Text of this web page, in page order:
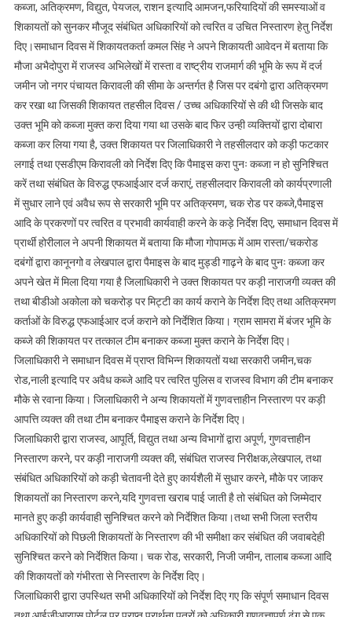
कब्जा, अतिक्रमण, विद्युत, पेयजल, राशन इत्यादि आमजन,फरियादियों की समस्याओं व
शिकायतों को सुनकर मौजूद संबंधित अधिकारियों को त्वरित व उचित निस्तारण हेतु निर्देश
दिए।समाधान दिवस में शिकायतकर्ता कमल सिंह ने अपने शिकायती आवेदन में बताया कि
मौजा अभैदोपुरा में राजस्व अभिलेखों में रास्ता व राष्ट्रीय राजमार्ग की भूमि के रूप में दर्ज
जमीन जो नगर पंचायत किरावली की सीमा के अन्तर्गत है जिस पर दबंगो द्वारा अतिक्रमण
कर रखा था जिसकी शिकायत तहसील दिवस / उच्च अधिकारियों से की थी जिसके बाद
उक्त भूमि को कब्जा मुक्त करा दिया गया था उसके बाद फिर उन्ही व्यक्तियों द्वारा दोबारा
कब्जा कर लिया गया है, उक्त शिकायत पर जिलाधिकारी ने तहसीलदार को कड़ी फटकार
लगाई तथा एसडीएम किरावली को निर्देश दिए कि पैमाइस करा पुनः कब्जा न हो सुनिश्चित
करें तथा संबंधित के विरुद्ध एफआईआर दर्ज कराएं, तहसीलदार किरावली को कार्यप्रणाली
में सुधार लाने एवं अवैध रूप से सरकारी भूमि पर अतिक्रमण, चक रोड पर कब्जे,पैमाइस
आदि के प्रकरणों पर त्वरित व प्रभावी कार्यवाही करने के कड़े निर्देश दिए, समाधान दिवस में
प्रार्थी होरीलाल ने अपनी शिकायत में बताया कि मौजा गोपामऊ में आम रास्ता/चकरोड
दबंगों द्वारा कानूनगो व लेखपाल द्वारा पैमाइस के बाद मुड्डी गाढ़ने के बाद पुनः कब्जा कर
अपने खेत में मिला दिया गया है जिलाधिकारी ने उक्त शिकायत पर कड़ी नाराजगी व्यक्त की
तथा बीडीओ अकोला को चकरोड़ पर मिट्टी का कार्य कराने के निर्देश दिए तथा अतिक्रमण
कर्ताओं के विरुद्ध एफआईआर दर्ज कराने को निर्देशित किया। ग्राम सामरा में बंजर भूमि के
कब्जे की शिकायत पर तत्काल टीम बनाकर कब्जा मुक्त कराने के निर्देश दिए।
जिलाधिकारी ने समाधान दिवस में प्राप्त विभिन्न शिकायतों यथा सरकारी जमीन,चक
रोड,नाली इत्यादि पर अवैध कब्जे आदि पर त्वरित पुलिस व राजस्व विभाग की टीम बनाकर
मौके से रवाना किया। जिलाधिकारी ने अन्य शिकायतों में गुणवत्ताहीन निस्तारण पर कड़ी
आपत्ति व्यक्त की तथा टीम बनाकर पैमाइस कराने के निर्देश दिए।
जिलाधिकारी द्वारा राजस्व, आपूर्ति, विद्युत तथा अन्य विभागों द्वारा अपूर्ण, गुणवत्ताहीन
निस्तारण करने, पर कड़ी नाराजगी व्यक्त की, संबंधित राजस्व निरीक्षक,लेखपाल, तथा
संबंधित अधिकारियों को कड़ी चेतावनी देते हुए कार्यशैली में सुधार करने, मौके पर जाकर
शिकायतों का निस्तारण करने,यदि गुणवत्ता खराब पाई जाती है तो संबंधित को जिम्मेदार
मानते हुए कड़ी कार्यवाही सुनिश्चित करने को निर्देशित किया।तथा सभी जिला स्तरीय
अधिकारियों को पिछली शिकायतों के निस्तारण की भी समीक्षा कर संबंधित की जवाबदेही
सुनिश्चित करने को निर्देशित किया। चक रोड, सरकारी, निजी जमीन, तालाब कब्जा आदि
की शिकायतों को गंभीरता से निस्तारण के निर्देश दिए।
जिलाधिकारी द्वारा उपस्थित सभी अधिकारियों को निर्देश दिए गए कि संपूर्ण समाधान दिवस